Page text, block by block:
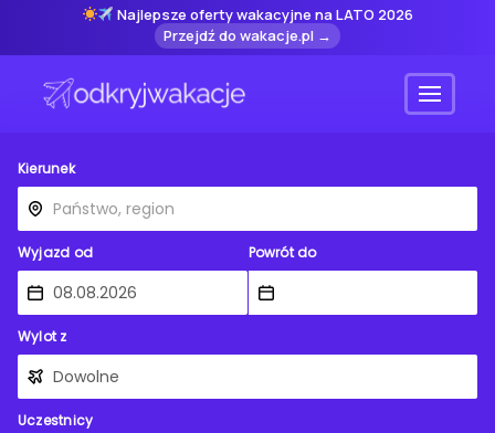
Najlepsze oferty wakacyjne na LATO 2026
Przejdź do wakacje.pl →
Menu
Kierunek
Wyjazd od Powrót do
Wylot z
Uczestnicy